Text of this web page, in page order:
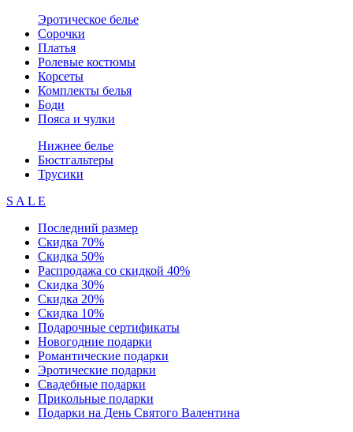
Эротическое белье
Сорочки
Платья
Ролевые костюмы
Корсеты
Комплекты белья
Боди
Пояса и чулки
Нижнее белье
Бюстгальтеры
Трусики
S A L E
Последний размер
Скидка 70%
Скидка 50%
Распродажа со скидкой 40%
Скидка 30%
Скидка 20%
Скидка 10%
Подарочные сертификаты
Новогодние подарки
Романтические подарки
Эротические подарки
Свадебные подарки
Прикольные подарки
Подарки на День Святого Валентина